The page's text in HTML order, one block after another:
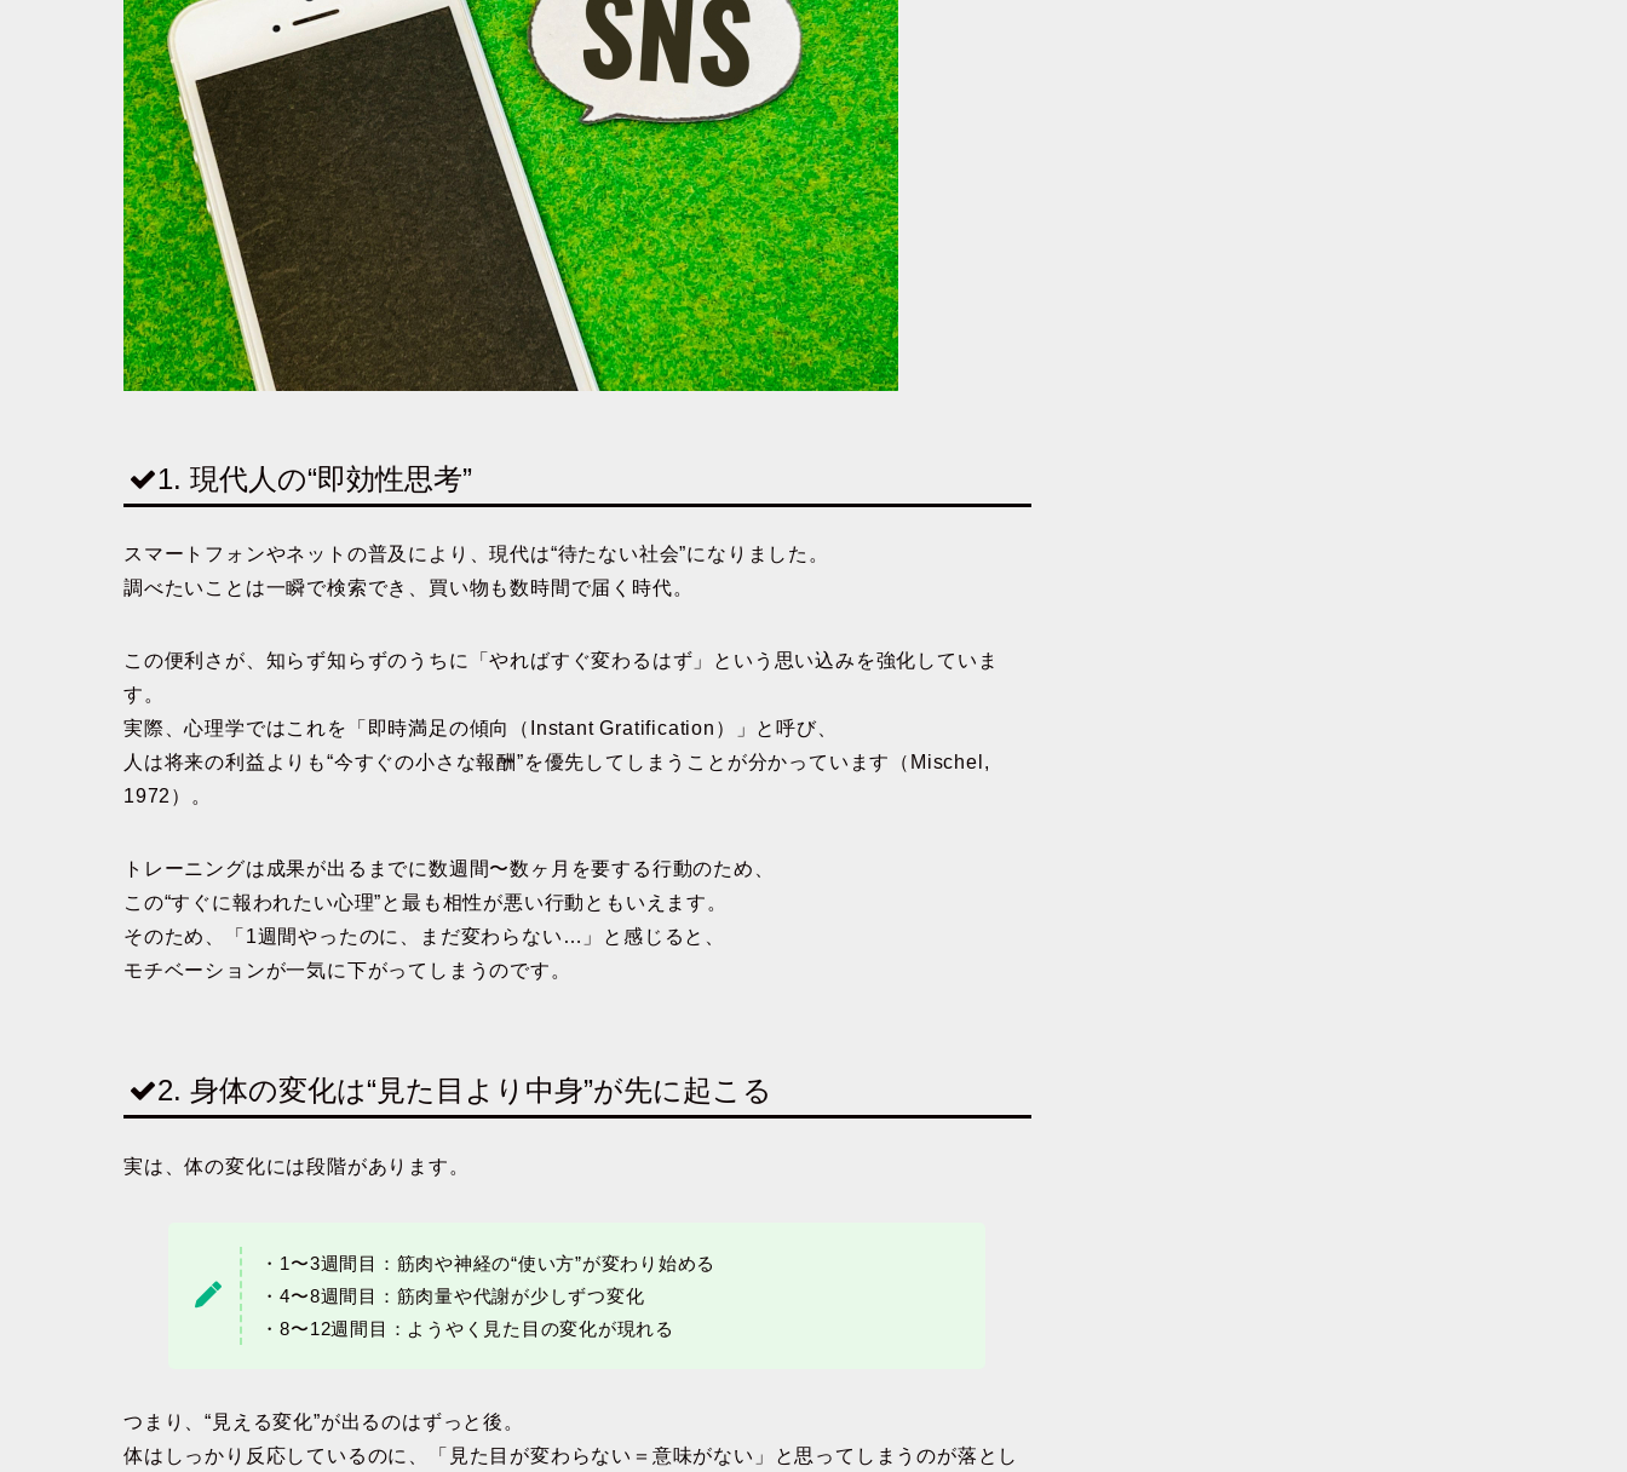
1. 現代人の“即効性思考”
スマートフォンやネットの普及により、現代は“待たない社会”になりました。
調べたいことは一瞬で検索でき、買い物も数時間で届く時代。
この便利さが、知らず知らずのうちに「やればすぐ変わるはず」という思い込みを強化していま
す。
実際、心理学ではこれを「即時満足の傾向（Instant Gratification）」と呼び、
人は将来の利益よりも“今すぐの小さな報酬”を優先してしまうことが分かっています（Mischel,
1972）。
トレーニングは成果が出るまでに数週間〜数ヶ月を要する行動のため、
この“すぐに報われたい心理”と最も相性が悪い行動ともいえます。
そのため、「1週間やったのに、まだ変わらない…」と感じると、
モチベーションが一気に下がってしまうのです。
2. 身体の変化は“見た目より中身”が先に起こる
実は、体の変化には段階があります。
・1〜3週間目：筋肉や神経の“使い方”が変わり始める
・4〜8週間目：筋肉量や代謝が少しずつ変化
・8〜12週間目：ようやく見た目の変化が現れる
つまり、“見える変化”が出るのはずっと後。
体はしっかり反応しているのに、「見た目が変わらない＝意味がない」と思ってしまうのが落とし